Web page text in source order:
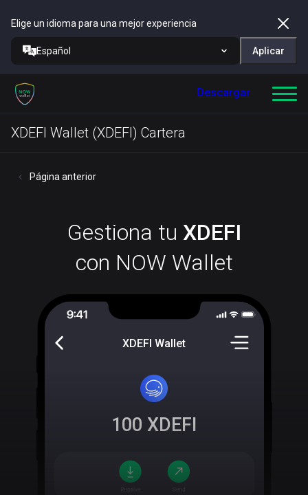
Elige un idioma para una mejor experiencia
Español Aplicar
Descargar
XDEFI Wallet (XDEFI) Cartera
Página anterior
Gestiona tu XDEFI
con NOW Wallet
XDEFI Wallet
100 XDEFI